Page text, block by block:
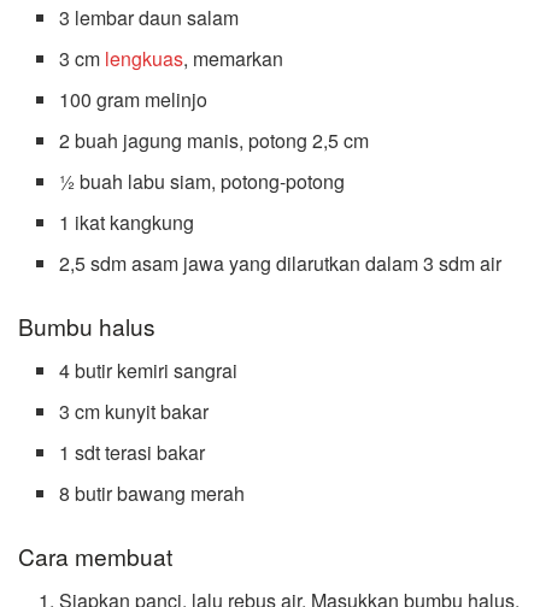
3 lembar daun salam
3 cm lengkuas, memarkan
100 gram melinjo
2 buah jagung manis, potong 2,5 cm
½ buah labu siam, potong-potong
1 ikat kangkung
2,5 sdm asam jawa yang dilarutkan dalam 3 sdm air
Bumbu halus
4 butir kemiri sangrai
3 cm kunyit bakar
1 sdt terasi bakar
8 butir bawang merah
Cara membuat
Siapkan panci, lalu rebus air. Masukkan bumbu halus,